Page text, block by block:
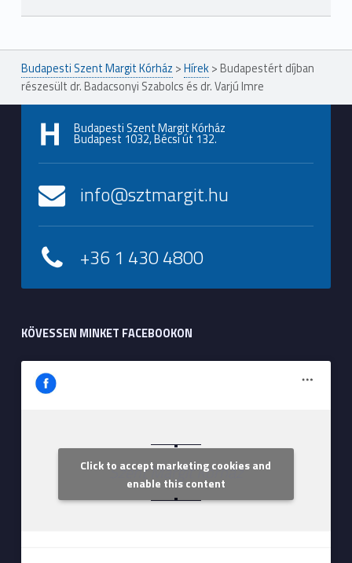
Ugrás a főmenühöz
Budapesti Szent Margit Kórház >Hírek> Budapestért díjban
részesült dr. Badacsonyi Szabolcs és dr. Varjú Imre
Budapesti Szent Margit Kórház
Budapest 1032, Bécsi út 132.
info@sztmargit.hu
+36 1 430 4800
KÖVESSEN MINKET FACEBOOKON
Szent Margit Kórház
Click to accept marketing cookies and
enable this content